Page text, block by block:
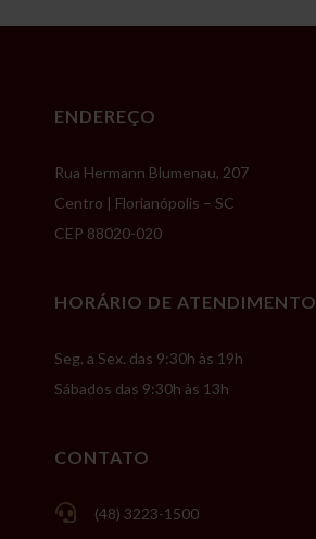
ENDEREÇO
Rua Hermann Blumenau, 207
Centro | Florianópolis – SC
CEP 88020-020
HORÁRIO DE ATENDIMENTO
Seg. a Sex. das 9:30h às 19h
Sábados das 9:30h às 13h
CONTATO
 (48) 3223-1500